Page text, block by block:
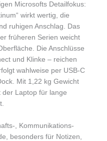
Microsofts Detailfokus:
wirkt wertig, die
ruhigen Anschlag. Das
früheren Serien weicht
Die Anschlüsse
und Klinke – reichen
wahlweise per USB-C
Mit 1,22 kg Gewicht
der Laptop für lange
, Kommunikations-
besonders für Notizen,